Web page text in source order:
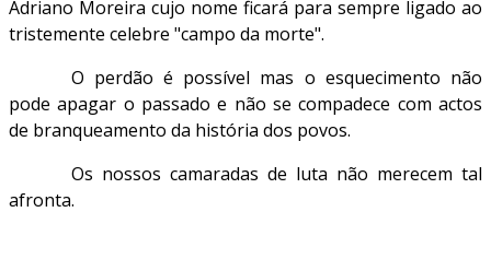
Adriano Moreira cujo nome ficará para sempre ligado ao
tristemente celebre "campo da morte".
O perdão é possível mas o esquecimento não
pode apagar o passado e não se compadece com actos
de branqueamento da história dos povos.
Os nossos camaradas de luta não merecem tal
afronta.